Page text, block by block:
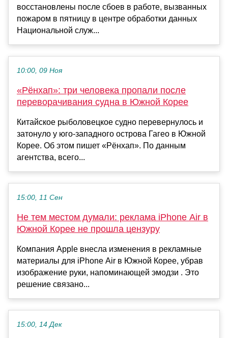
восстановлены после сбоев в работе, вызванных
пожаром в пятницу в центре обработки данных
Национальной служ...
10:00, 09 Ноя
«Рёнхап»: три человека пропали после
переворачивания судна в Южной Корее
Китайское рыболовецкое судно перевернулось и
затонуло у юго-западного острова Гагео в Южной
Корее. Об этом пишет «Рёнхап». По данным
агентства, всего...
15:00, 11 Сен
Не тем местом думали: реклама iPhone Air в
Южной Корее не прошла цензуру
Компания Apple внесла изменения в рекламные
материалы для iPhone Air в Южной Корее, убрав
изображение руки, напоминающей эмодзи . Это
решение связано...
15:00, 14 Дек